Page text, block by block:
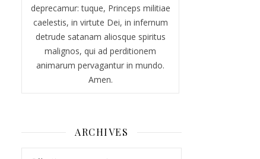
deprecamur: tuque, Princeps militiae
caelestis, in virtute Dei, in infernum
detrude satanam aliosque spiritus
malignos, qui ad perditionem
animarum pervagantur in mundo.
Amen.
ARCHIVES